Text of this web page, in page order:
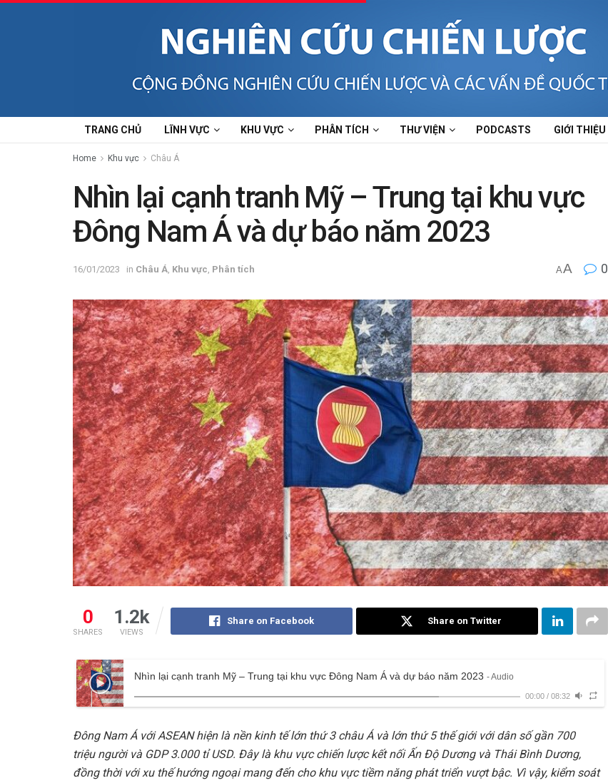
TRANG CHỦ LĨNH VỰC KHU VỰC PHÂN TÍCH THƯ VIỆN PODCASTS GIỚI THIỆU
Home Khu vực Châu Á
Nhìn lại cạnh tranh Mỹ – Trung tại khu vực
Đông Nam Á và dự báo năm 2023
16/01/2023 in Châu Á Khu vực Phân tích AA 0
0
SHARES
1.2k
VIEWS
Share on Facebook Share on Twitter
Nhìn lại cạnh tranh Mỹ – Trung tại khu vực Đông Nam Á và dự báo năm 2023 - Audio
00:00 / 08:32
Đông Nam Á với ASEAN hiện là nền kinh tế lớn thứ 3 châu Á và lớn thứ 5 thế giới với dân số gần 700
triệu người và GDP 3.000 tỉ USD. Đây là khu vực chiến lược kết nối Ấn Độ Dương và Thái Bình Dương,
đồng thời với xu thế hướng ngoại mang đến cho khu vực tiềm năng phát triển vượt bậc. Vì vậy, kiểm soát